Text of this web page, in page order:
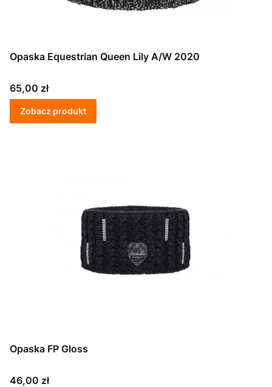
Opaska Equestrian Queen Lily A/W 2020
Cena
65,00 zł
Zobacz produkt
Opaska FP Gloss
Cena
46,00 zł